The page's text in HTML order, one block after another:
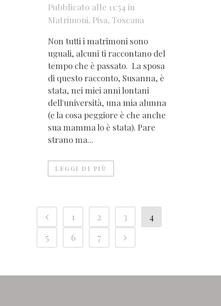
Pubblicato alle 11:54 in
Matrimoni, Pisa, Toscana
Non tutti i matrimoni sono
uguali, alcuni ti raccontano del
tempo che è passato. La sposa
di questo racconto, Susanna, è
stata, nei miei anni lontani
dell'università, una mia alunna
(e la cosa peggiore è che anche
sua mamma lo è stata). Pare
strano ma...
LEGGI DI PIÙ
1 2 3
4
5
6 7